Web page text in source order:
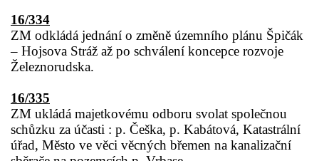
16/334
ZM odkládá jednání o změně územního plánu Špičák
– Hojsova Stráž až po schválení koncepce rozvoje
Železnorudska.
16/335
ZM ukládá majetkovému odboru svolat společnou
schůzku za účasti : p. Češka, p. Kabátová, Katastrální
úřad, Město ve věci věcných břemen na kanalizační